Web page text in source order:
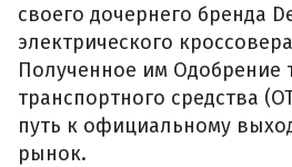
своего дочернего бренда
электрического
Полученное им Одобрение
транспортного средства
путь к официальному
рынок.